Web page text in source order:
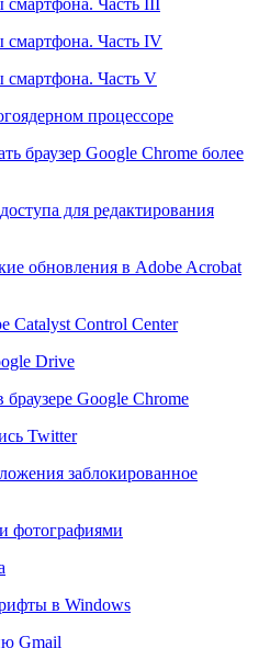
смартфона. Часть IV
смартфона. Часть V
процессоре
браузер Google Chrome более
для редактирования
обновления в Adobe Acrobat
Catalyst Control Center
Drive
Google Chrome
Twitter
заблокированное
фотографиями
в Windows
Gmail